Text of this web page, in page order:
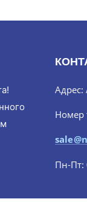
Адрес:
Номер
Пн-Пт: